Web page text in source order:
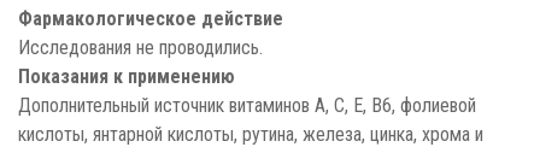
Фармакологическое действие
Исследования не проводились.
Показания к применению
Дополнительный источник витаминов А, С, Е, В6, фолиевой
кислоты, янтарной кислоты, рутина, железа, цинка, хрома и